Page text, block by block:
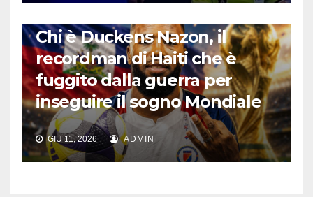
Chi è Duckens Nazon, il
recordman di Haiti che è
fuggito dalla guerra per
inseguire il sogno Mondiale
GIU 11, 2026 ADMIN